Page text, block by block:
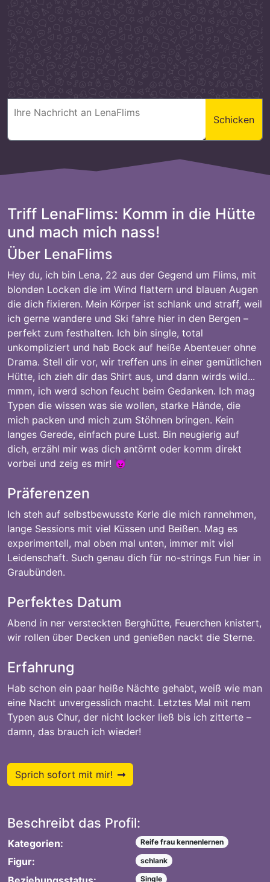
Schicken
Triff LenaFlims: Komm in die Hütte
und mach mich nass!
Über LenaFlims
Hey du, ich bin Lena, 22 aus der Gegend um Flims, mit
blonden Locken die im Wind flattern und blauen Augen
die dich fixieren. Mein Körper ist schlank und straff, weil
ich gerne wandere und Ski fahre hier in den Bergen –
perfekt zum festhalten. Ich bin single, total
unkompliziert und hab Bock auf heiße Abenteuer ohne
Drama. Stell dir vor, wir treffen uns in einer gemütlichen
Hütte, ich zieh dir das Shirt aus, und dann wirds wild...
mmm, ich werd schon feucht beim Gedanken. Ich mag
Typen die wissen was sie wollen, starke Hände, die
mich packen und mich zum Stöhnen bringen. Kein
langes Gerede, einfach pure Lust. Bin neugierig auf
dich, erzähl mir was dich antörnt oder komm direkt
vorbei und zeig es mir! 😈
Präferenzen
Ich steh auf selbstbewusste Kerle die mich rannehmen,
lange Sessions mit viel Küssen und Beißen. Mag es
experimentell, mal oben mal unten, immer mit viel
Leidenschaft. Such genau dich für no-strings Fun hier in
Graubünden.
Perfektes Datum
Abend in ner versteckten Berghütte, Feuerchen knistert,
wir rollen über Decken und genießen nackt die Sterne.
Erfahrung
Hab schon ein paar heiße Nächte gehabt, weiß wie man
eine Nacht unvergesslich macht. Letztes Mal mit nem
Typen aus Chur, der nicht locker ließ bis ich zitterte –
damn, das brauch ich wieder!
Sprich sofort mit mir!
Beschreibt das Profil:
Kategorien: Reife frau kennenlernen
Figur: schlank
Single